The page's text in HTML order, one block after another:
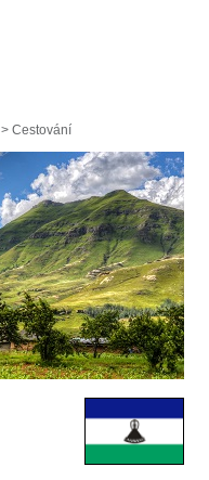
> Cestování